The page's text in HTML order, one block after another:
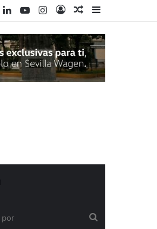
lateral
Publicación
al
azar
Acceso
Instagram
YouTube
LinkedIn
Twitter